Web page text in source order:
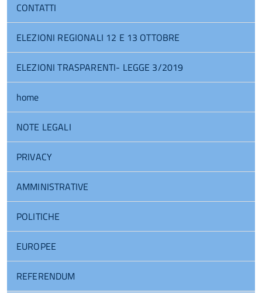
CONTATTI
ELEZIONI REGIONALI 12 E 13 OTTOBRE
ELEZIONI TRASPARENTI- LEGGE 3/2019
home
NOTE LEGALI
PRIVACY
AMMINISTRATIVE
POLITICHE
EUROPEE
REFERENDUM